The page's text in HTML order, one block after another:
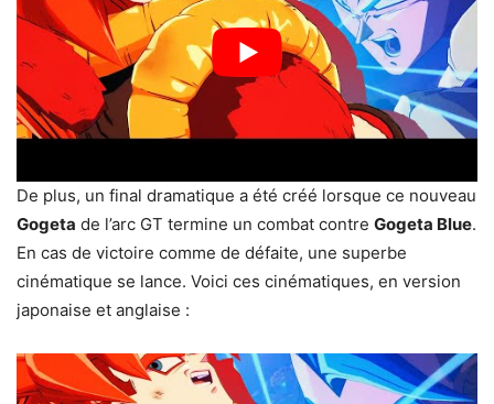
De plus, un final dramatique a été créé lorsque ce nouveau
Gogeta de l’arc GT termine un combat contre Gogeta Blue.
En cas de victoire comme de défaite, une superbe
cinématique se lance. Voici ces cinématiques, en version
japonaise et anglaise :